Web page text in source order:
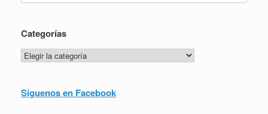
Categorías
Categorías
Síguenos en Facebook